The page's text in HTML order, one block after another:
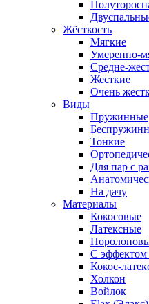
Жёсткость
Мягкие
Умеренно-
Средне-
Жесткие
Очень
Виды
Пружинные
Тонкие
Для пар с
На дачу
Материалы
Кокосовые
Латексные
С эффектом
Кокос-
Холкон
Войлок